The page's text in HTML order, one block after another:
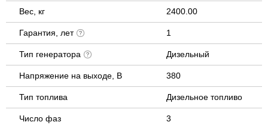
Вес, кг 2400.00
Гарантия, лет 1
Тип генератора Дизельный
Напряжение на выходе, В 380
Тип топлива Дизельное топливо
Число фаз 3